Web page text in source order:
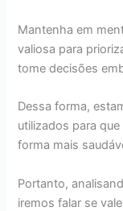
Mantenha em
valiosa para
tome decisões
Dessa forma,
utilizados para
forma mais
Portanto,
iremos falar se